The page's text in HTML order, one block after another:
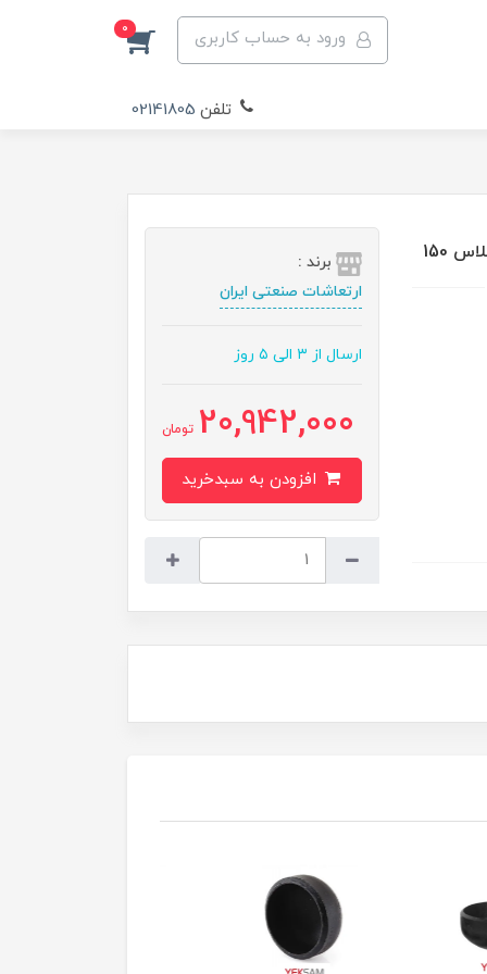
ورود به حساب کاربری 0
تلفن 02141805
برند :
ارتعاشات صنعتی ایران
ارسال از ۳ الی ۵ روز
20,942,000 تومان